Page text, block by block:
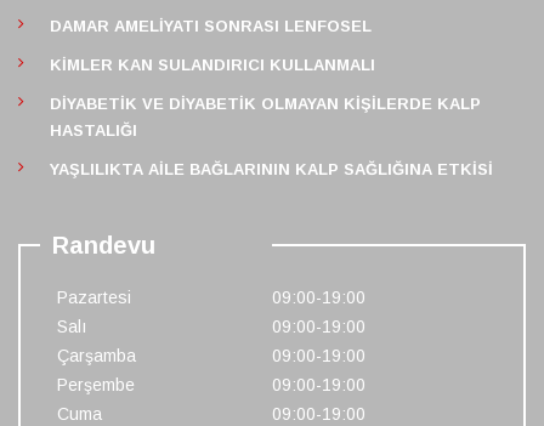
DAMAR AMELIYATI SONRASI LENFOSEL
KIMLER KAN SULANDIRICI KULLANMALI
DIYABETIK VE DIYABETIK OLMAYAN KIŞILERDE KALP
HASTALIĞI
YAŞLILIKTA AILE BAĞLARININ KALP SAĞLIĞINA ETKISI
Randevu
Pazartesi
09:00-19:00
Salı
09:00-19:00
Çarşamba
09:00-19:00
Perşembe
09:00-19:00
Cuma
09:00-19:00